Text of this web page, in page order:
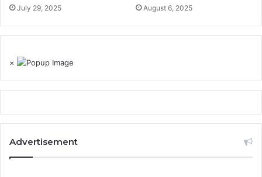
July 29, 2025 August 6, 2025
×
Advertisement